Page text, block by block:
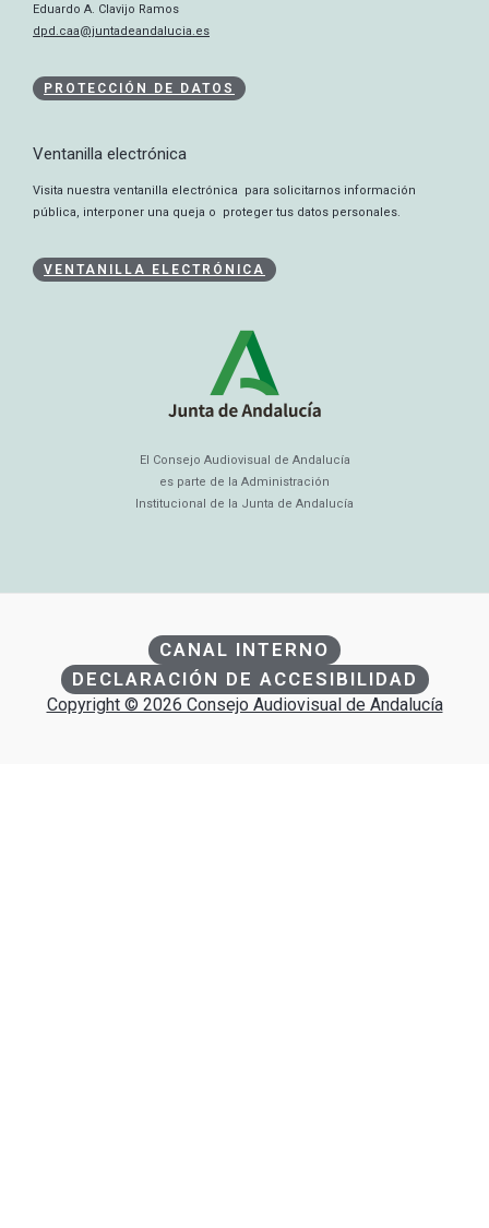
Eduardo A. Clavijo Ramos
dpd.caa@juntadeandalucia.es
PROTECCIÓN DE DATOS
Ventanilla electrónica
Visita nuestra ventanilla electrónica para solicitarnos información
pública, interponer una queja o proteger tus datos personales.
VENTANILLA ELECTRÓNICA
El Consejo Audiovisual de Andalucía
es parte de la Administración
Institucional de la Junta de Andalucía
CANAL INTERNO
DECLARACIÓN DE ACCESIBILIDAD
Copyright © 2026 Consejo Audiovisual de Andalucía